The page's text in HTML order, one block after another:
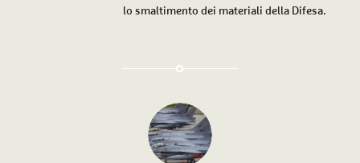
lo smaltimento dei materiali della Difesa.